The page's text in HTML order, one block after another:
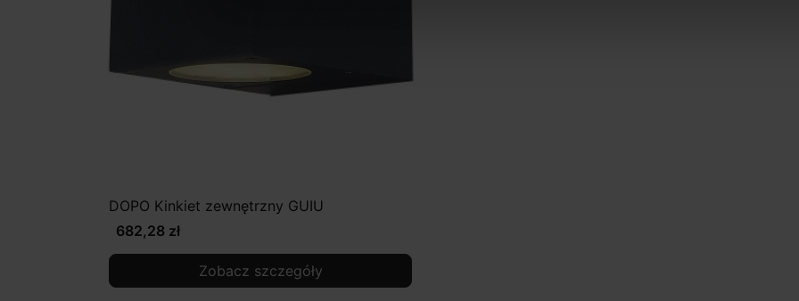
DOPO Kinkiet zewnętrzny GUIU
682,28 zł
Zobacz szczegóły